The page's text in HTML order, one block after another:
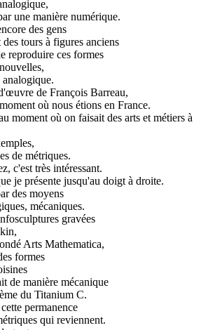
une manière numérique.
des gens
tours à figures anciens
reproduire ces formes
de François Barreau,
où nous étions en France.
moment où on faisait des arts et métiers à
de métriques.
c'est très intéressant.
je présente jusqu'au doigt à droite.
des moyens
mécaniques.
gravées
Arts Mathematica,
formes
de manière mécanique
du Titanium C.
permanence
qui reviennent.